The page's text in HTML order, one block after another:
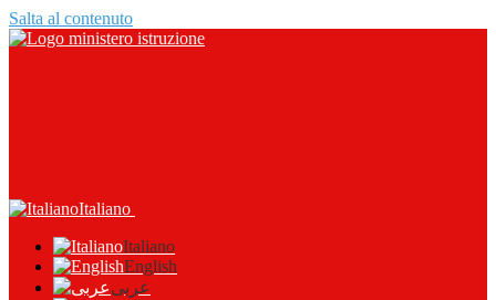
Salta al contenuto
Italiano
Italiano
English
عربى